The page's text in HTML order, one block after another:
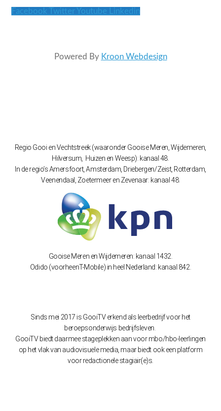
Facebook Twitter Youtube Linkedin
Powered By Kroon Webdesign
Regio Gooi en Vechtstreek (waaronder Gooise Meren, Wijdemeren,
Hilversum, Huizen en Weesp): kanaal 48.
In de regio’s Amersfoort, Amsterdam, Driebergen/Zeist, Rotterdam,
Veenendaal, Zoetermeer en Zevenaar: kanaal 48.
Gooise Meren en Wijdemeren: kanaal 1432.
Odido (voorheenT-Mobile) in heel Nederland: kanaal 842.
Sinds mei 2017 is GooiTV erkend als leerbedrijf voor het
beroepsonderwijs bedrijfsleven.
GooiTV biedt daarmee stageplekken aan voor mbo/hbo-leerlingen
op het vlak van audiovisuele media, maar biedt ook een platform
voor redactionele stagiair(e)s.